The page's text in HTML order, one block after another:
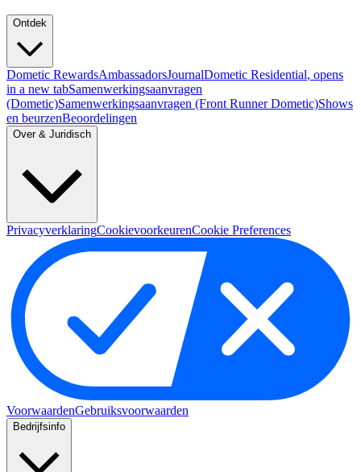
Ontdek
Dometic RewardsAmbassadorsJournalDometic Residential, opens
in a new tabSamenwerkingsaanvragen
(Dometic)Samenwerkingsaanvragen (Front Runner Dometic)Shows
en beurzenBeoordelingen
Over & Juridisch
PrivacyverklaringCookievoorkeurenCookie Preferences
VoorwaardenGebruiksvoorwaarden
Bedrijfsinfo